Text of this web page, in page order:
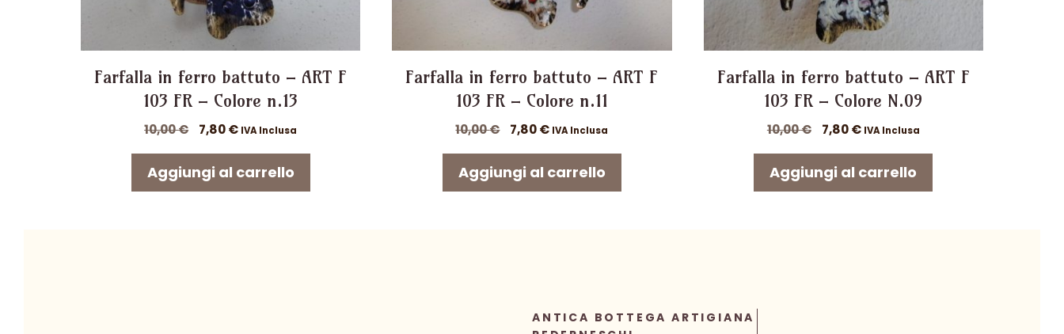
Farfalla in ferro battuto – ART F
103 FR – Colore n.13
10,00€
Il
originale
era:
7,80€Il
attuale
IVA Inclusa
Aggiungi al carrello
Farfalla in ferro battuto – ART F
103 FR – Colore n.11
10,00€
Il
originale
era:
7,80€Il
attuale
IVA Inclusa
Aggiungi al carrello
Farfalla in ferro battuto – ART F
103 FR – Colore N.09
10,00€
Il
originale
era:
7,80€Il
attuale
IVA Inclusa
Aggiungi al carrello
ANTICA BOTTEGA ARTIGIANA